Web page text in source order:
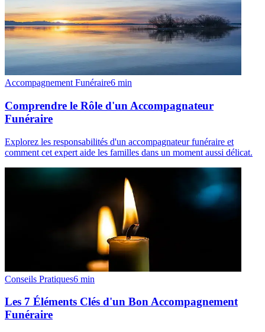
Accompagnement Funéraire6 min
Comprendre le Rôle d'un Accompagnateur
Funéraire
Explorez les responsabilités d'un accompagnateur funéraire et
comment cet expert aide les familles dans un moment aussi délicat.
Conseils Pratiques6 min
Les 7 Éléments Clés d'un Bon Accompagnement
Funéraire